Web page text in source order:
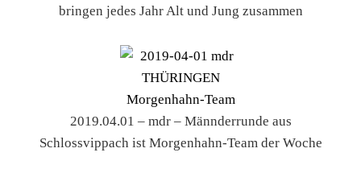
bringen jedes Jahr Alt und Jung zusammen
2019.04.01 – mdr – Männderrunde aus
Schlossvippach ist Morgenhahn-Team der Woche